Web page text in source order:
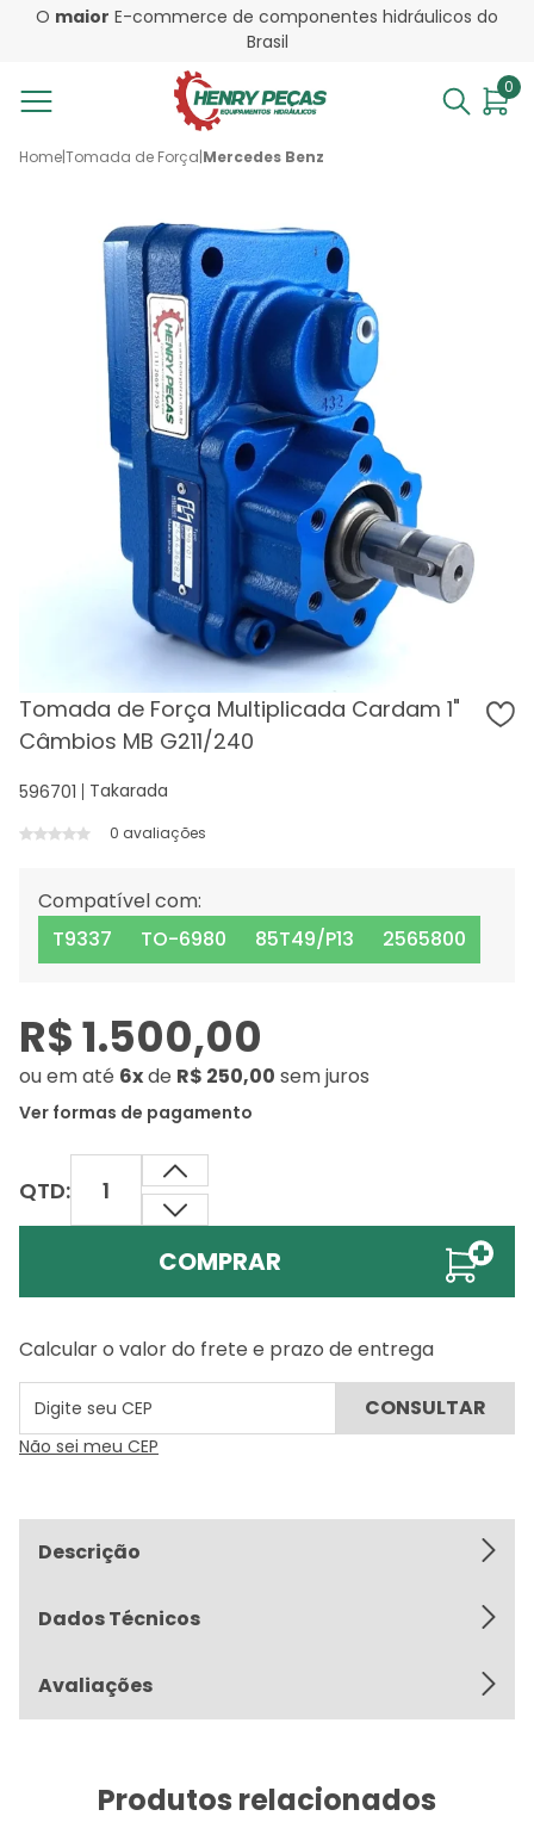
O maior E-commerce de componentes hidráulicos do
Brasil
0
Home|Tomada de Força|Mercedes Benz
Tomada de Força Multiplicada Cardam 1"
Câmbios MB G211/240
596701 Takarada
0 avaliações
R$ 1.500,00
ouem até 6xde R$ 250,00 sem juros
Ver formas de pagamento
Compatível com:
T9337
TO-6980 85T49/P13 2565800
QTD:
COMPRAR
Calcular o valor do frete e prazo de entrega
Não sei meu CEP
Descrição
Dados Técnicos
Avaliações
Produtos relacionados